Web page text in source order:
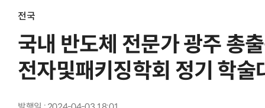
전국
국내 반도체 전문가 광주 총
전자및패키징학회 정기 학술